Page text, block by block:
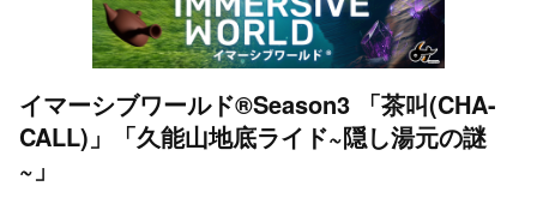
イマーシブワールド®Season3 「茶叫(CHA-
CALL)」「久能山地底ライド~隠し湯元の謎
~」